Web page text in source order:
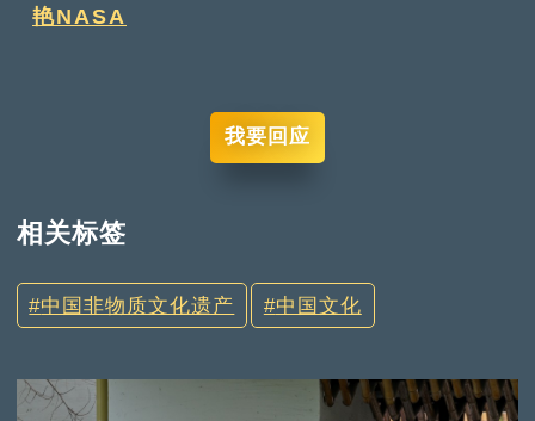
艳NASA
我要回应
相关标签
中国非物质文化遗产 中国文化